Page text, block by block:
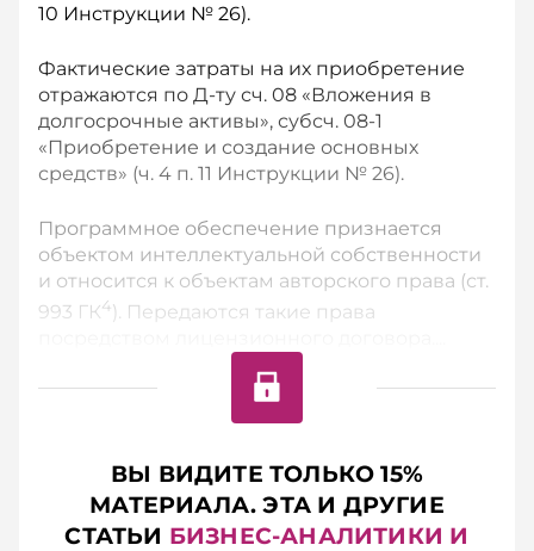
10 Инструкции № 26).
Фактические затраты на их приобретение
отражаются по Д-ту сч. 08 «Вложения в
долгосрочные активы», субсч. 08-1
«Приобретение и создание основных
средств» (ч. 4 п. 11 Инструкции № 26).
Программное обеспечение признается
объектом интеллектуальной собственности
и относится к объектам авторского права (ст.
993 ГК4). Передаются такие права
ВЫ ВИДИТЕ ТОЛЬКО 15%
МАТЕРИАЛА. ЭТА И ДРУГИЕ
СТАТЬИ БИЗНЕС-АНАЛИТИКИ И